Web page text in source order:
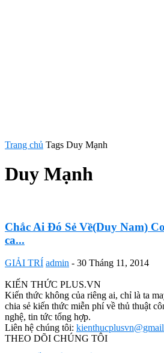
Trang chủ Tags Duy Mạnh
Duy Mạnh
Chắc Ai Đó Sẻ Về(Duy Nam)
ca...
GIẢI TRÍ admin - 30 Tháng 11, 2014
KIẾN THỨC PLUS.VN
Kiến thức không của riêng ai, chỉ là ta
chia sẻ kiến thức miễn phí về thủ thuật
nghệ, tin tức tổng hợp.
Liên hệ chúng tôi:
THEO DÕI CHÚNG TÔI